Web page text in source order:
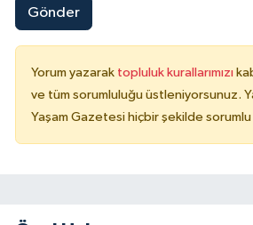
Gönder
Yorum yazarak topluluk kurallarımızı
ve tüm sorumluluğu üstleniyorsunuz.
Yaşam Gazetesi hiçbir şekilde